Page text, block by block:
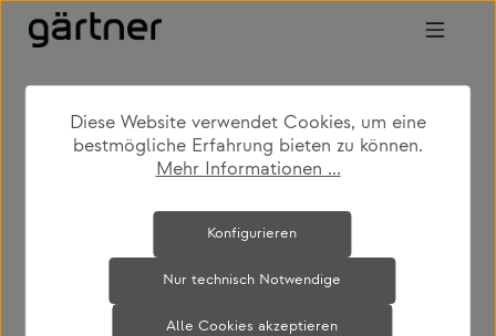
Zum Hauptinhalt springen
shop produkte accessoires dekoration
Bildergalerie überspringen
Diese Website verwendet Cookies, um eine
bestmögliche Erfahrung bieten zu können.
Mehr Informationen ...
Nur technisch Notwendige
Konfigurieren
Alle Cookies akzeptieren